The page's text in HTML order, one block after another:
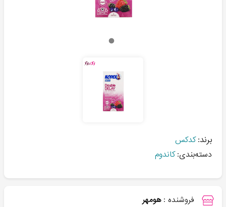
برند: کدکس
دسته‌بندی: کاندوم
فروشنده : هومهر